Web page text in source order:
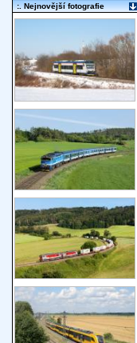
:. Nejnovější fotografie